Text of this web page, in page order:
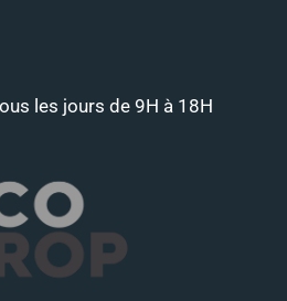
les jours de 9H à 18H